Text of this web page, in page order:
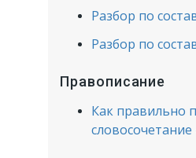
Разбор по
Разбор по
Правописание
Как правильно
словосочетание